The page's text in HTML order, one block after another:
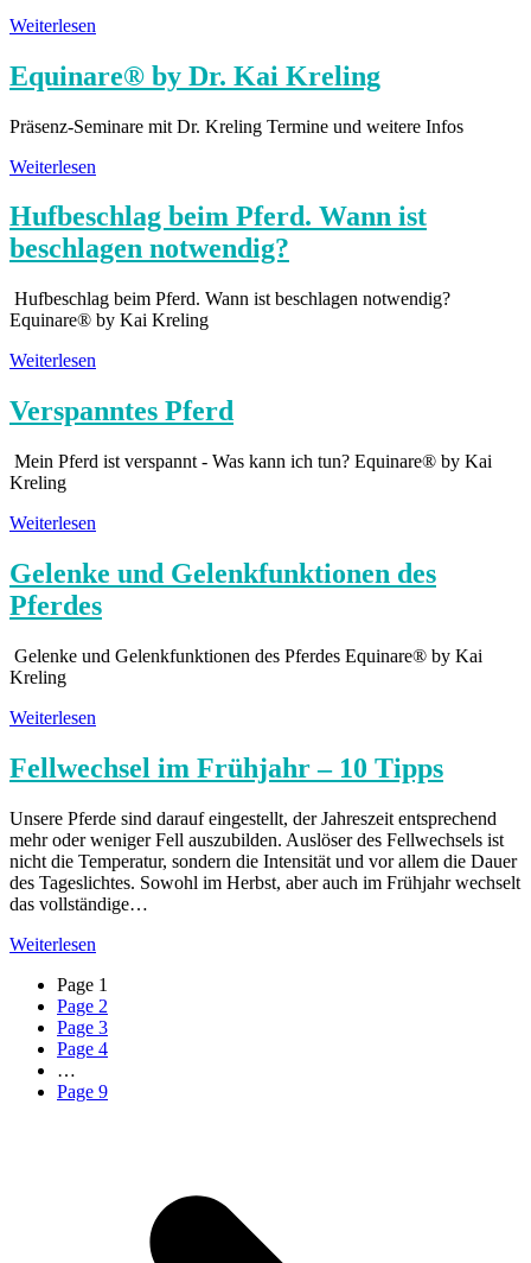
Weiterlesen
Equinare® by Dr. Kai Kreling
Präsenz-Seminare mit Dr. Kreling Termine und weitere Infos
Weiterlesen
Hufbeschlag beim Pferd. Wann ist
beschlagen notwendig?
Hufbeschlag beim Pferd. Wann ist beschlagen notwendig?
Equinare® by Kai Kreling
Weiterlesen
Verspanntes Pferd
Mein Pferd ist verspannt - Was kann ich tun? Equinare® by Kai
Kreling
Weiterlesen
Gelenke und Gelenkfunktionen des
Pferdes
Gelenke und Gelenkfunktionen des Pferdes Equinare® by Kai
Kreling
Weiterlesen
Fellwechsel im Frühjahr – 10 Tipps
Unsere Pferde sind darauf eingestellt, der Jahreszeit entsprechend
mehr oder weniger Fell auszubilden. Auslöser des Fellwechsels ist
nicht die Temperatur, sondern die Intensität und vor allem die Dauer
des Tageslichtes. Sowohl im Herbst, aber auch im Frühjahr wechselt
das vollständige…
Weiterlesen
Page 1
Page 2
Page 3
Page 4
…
Page 9